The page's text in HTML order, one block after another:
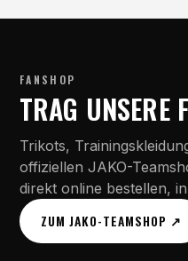
FANSHOP
TRAG UNSERE
Trikots,
offiziellen JAKO-
direkt online bestellen,
ZUM JAKO-TEAMSHOP ↗